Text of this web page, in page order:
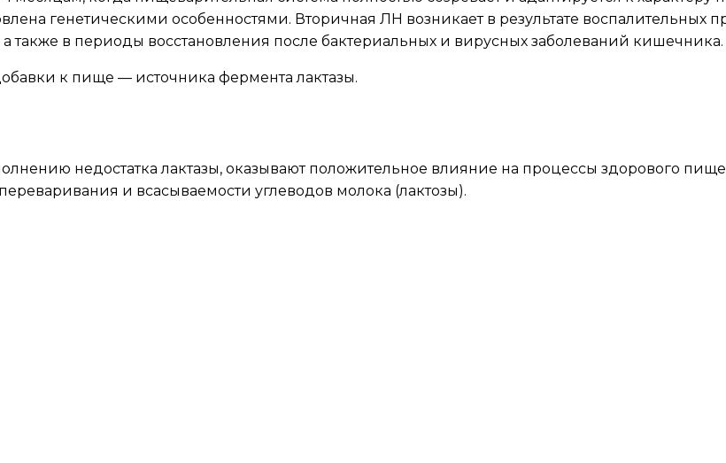
генетическими особенностями. Вторичная ЛН возникает в результате воспалительных
также в периоды восстановления после бактериальных и вирусных заболеваний кишечника.
к пище — источника фермента лактазы.
недостатка лактазы, оказывают положительное влияние на процессы здорового
и всасываемости углеводов молока (лактозы).